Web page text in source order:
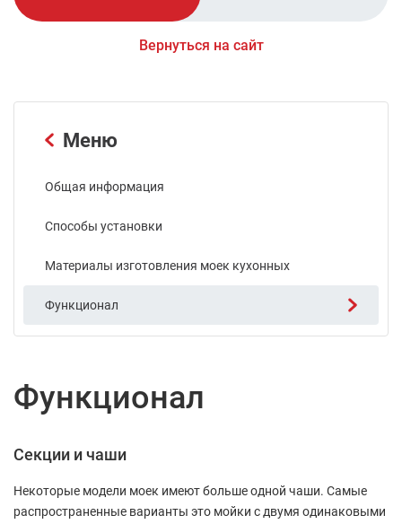
ЗАРЕГИСТРИРОВАТЬСЯ
Вернуться на сайт
Меню
Общая информация
Способы установки
Материалы изготовления моек кухонных
Функционал
Функционал
Секции и чаши
Некоторые модели моек имеют больше одной чаши. Самые
распространенные варианты это мойки с двумя одинаковыми